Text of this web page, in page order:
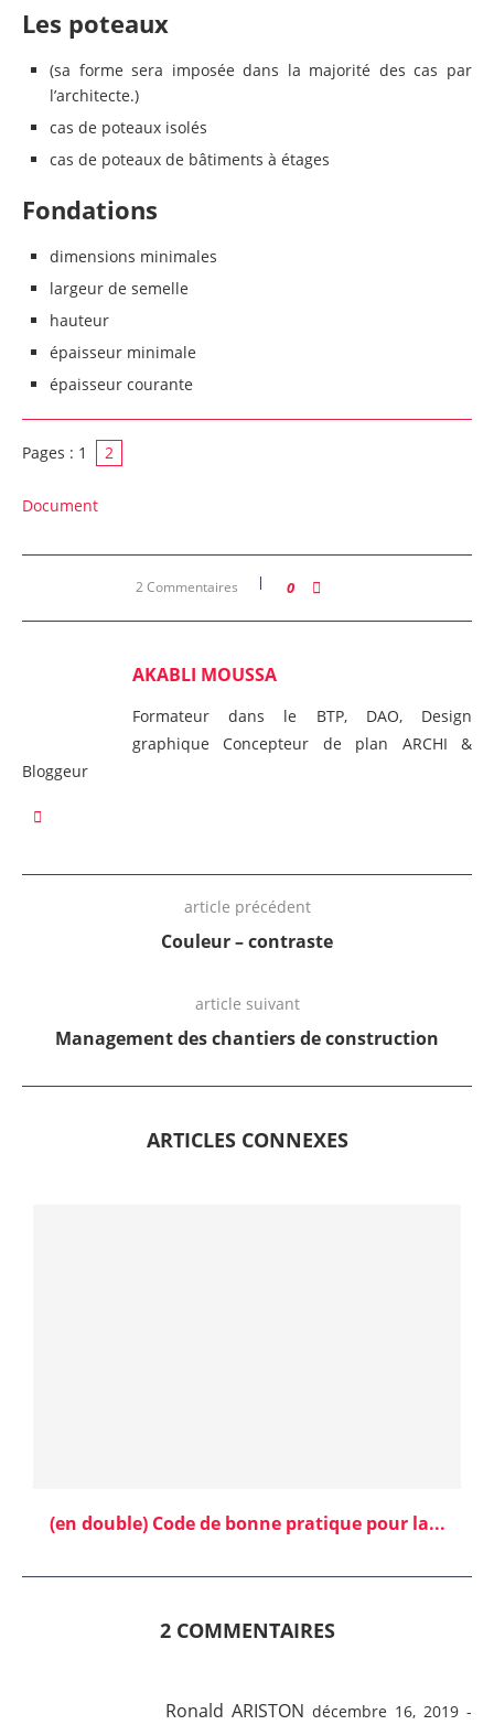
Les poteaux
(sa forme sera imposée dans la majorité des cas par
l’architecte.)
cas de poteaux isolés
cas de poteaux de bâtiments à étages
Fondations
dimensions minimales
largeur de semelle
hauteur
épaisseur minimale
épaisseur courante
Pages : 1 2
Document
2 Commentaires 0
AKABLI MOUSSA
Formateur dans le BTP, DAO, Design
graphique Concepteur de plan ARCHI &
Bloggeur
article précédent
Couleur – contraste
article suivant
Management des chantiers de construction
ARTICLES CONNEXES
(en double) Code de bonne pratique pour la...
2 COMMENTAIRES
Ronald ARISTON décembre 16, 2019 -